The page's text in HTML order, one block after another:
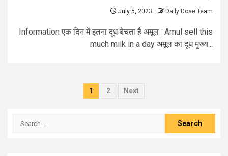
July 5, 2023 Daily Dose Team
Information एक दिन में इतना दूध बेचता है अमूल।Amul sell this
much milk in a day अमूल का दूध मुख्य...
1 2 Next